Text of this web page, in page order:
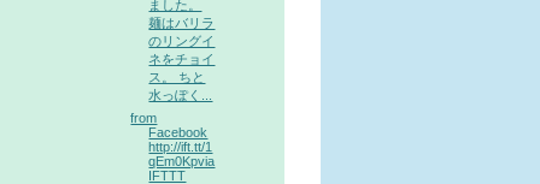
ました。
麺はバリラ
のリングイ
ネをチョイ
ス。 ちと
水っぽく...
from
Facebook
http://ift.tt/1
qEm0Kpvia
IFTTT